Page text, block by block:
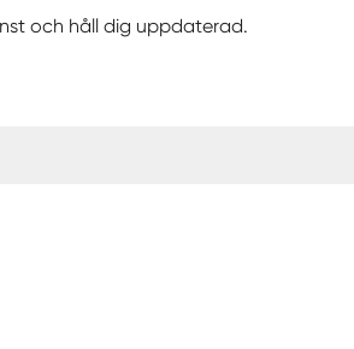
och håll dig uppdaterad.